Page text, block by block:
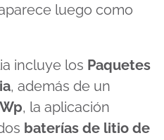
luego como
incluye los Paquetes
, además de un
, la aplicación
baterías de litio de